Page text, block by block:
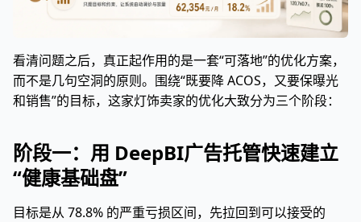
看清问题之后，真正起作用的是一套“可落地”的优化方案，
而不是几句空洞的原则。围绕“既要降 ACOS，又要保曝光
和销售”的目标，这家灯饰卖家的优化大致分为三个阶段：
阶段一：用 DeepBI广告托管快速建立
“健康基础盘”
目标是从 78.8% 的严重亏损区间，先拉回到可以接受的